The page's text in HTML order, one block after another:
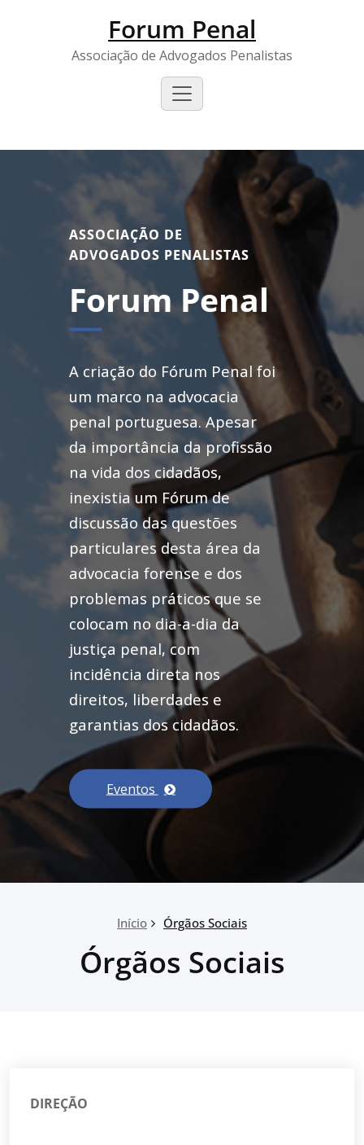
Forum Penal
Associação de Advogados Penalistas
ASSOCIAÇÃO DE
ADVOGADOS PENALISTAS
Forum Penal
A criação do Fórum Penal foi
um marco na advocacia
penal portuguesa. Apesar
da importância da profissão
na vida dos cidadãos,
inexistia um Fórum de
discussão das questões
particulares desta área da
advocacia forense e dos
problemas práticos que se
colocam no dia-a-dia da
justiça penal, com
incidência direta nos
direitos, liberdades e
garantias dos cidadãos.
Eventos
Início Órgãos Sociais
Órgãos Sociais
DIREÇÃO